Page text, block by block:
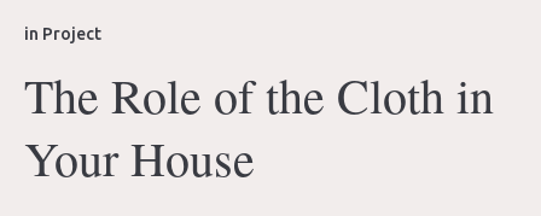
in Project
The Role of the Cloth in
Your House